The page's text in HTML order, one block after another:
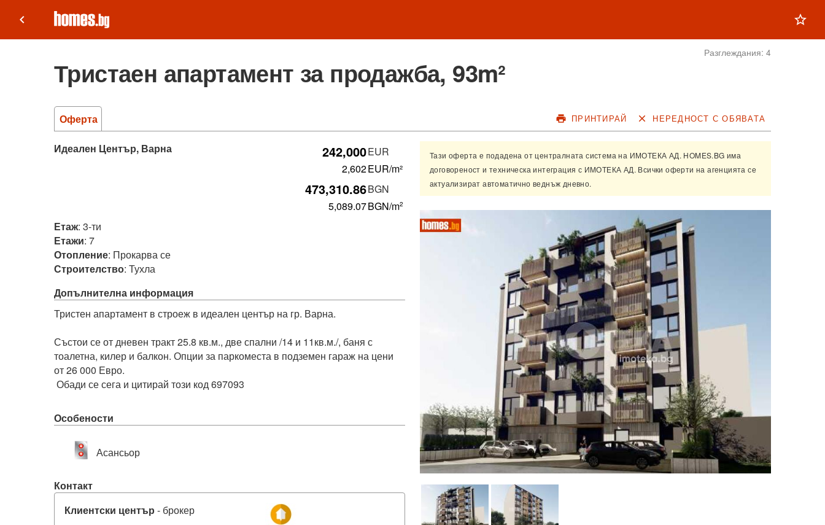
keyboard_arrow_left star_outline
Разглеждания: 4
Тристаен апартамент за продажба, 93m²
Оферта print ПРИНТИРАЙ close НЕРЕДНОСТ С ОБЯВАТА
Тази оферта е подадена от централната система на ИМОТЕКА АД. HOMES.BG има
договореност и техническа интеграция с ИМОТЕКА АД. Всички оферти на агенцията се
актуализират автоматично веднъж дневно.
Идеален Център, Варна 242,000EUR
2,602EUR/m²
473,310.86BGN
5,089.07BGN/m2
Етаж: 3-ти
Етажи: 7
Отопление: Прокарва се
Строителство: Тухла
Допълнителна информация
Тристен апартамент в строеж в идеален център на гр. Варна.
Състои се от дневен тракт 25.8 кв.м., две спални /14 и 11кв.м./, баня с
тоалетна, килер и балкон. Опции за паркоместа в подземен гараж на цени
от 26 000 Евро.
Обади се сега и цитирай този код 697093
Особености
Асансьор
Контакт
Клиентски център - брокер